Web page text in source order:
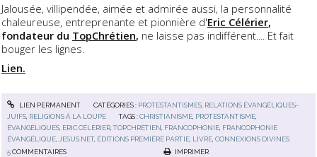
Jalousée, villipendée, aimée et admirée aussi, la personnalité
chaleureuse, entreprenante et pionnière d'Eric Célérier,
fondateur du TopChrétien, ne laisse pas indifférent.... Et fait
bouger les lignes.
Lien.
LIEN PERMANENT CATÉGORIES : PROTESTANTISMES, RELATIONS ÉVANGÉLIQUES-
JUIFS RELIGIONS À LA LOUPE TAGS :CHRISTIANISME PROTESTANTISME
ÉVANGÉLIQUES ERIC CÉLÉRIER ,TOPCHRÉTIEN FRANCOPHONIE FRANCOPHONIE
ÉVANGÉLIQUE
JESUS.NET, ÉDITIONS PREMIÈRE PARTIE LIVRE ,CONNEXIONS DIVINES
5COMMENTAIRES IMPRIMER